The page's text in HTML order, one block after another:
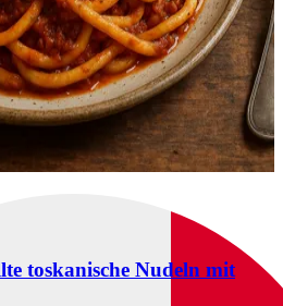
toskanische Nudeln mit